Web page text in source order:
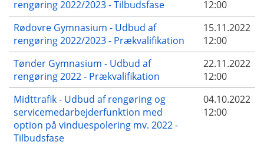
rengøring 2022/2023 - Tilbudsfase
12:00
Rødovre Gymnasium - Udbud af
rengøring 2022/2023 - Prækvalifikation
15.11.2022
12:00
Tønder Gymnasium - Udbud af
rengøring 2022 - Prækvalifikation
22.11.2022
12:00
Midttrafik - Udbud af rengøring og
servicemedarbejderfunktion med
option på vinduespolering mv. 2022 -
Tilbudsfase
04.10.2022
12:00